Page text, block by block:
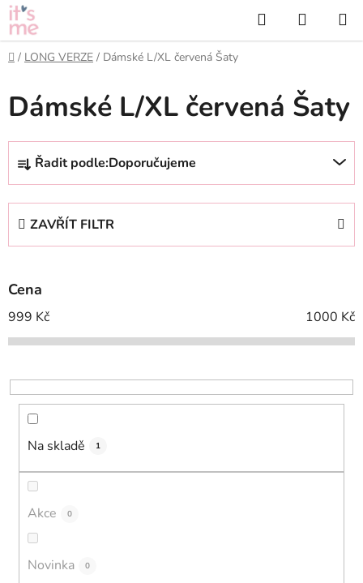
Přejít
na
obsah
Hledat
KOŠÍK
Domů
/ LONG VERZE / Dámské L/XL červená Šaty
Dámské L/XL červená Šaty
Ř
z
p
r
o
d
k
t
Řadit podle:Doporučujeme
ZAVŘÍT FILTR
Cena
999 Kč 1000 Kč
Na skladě 1
Akce 0
Novinka 0